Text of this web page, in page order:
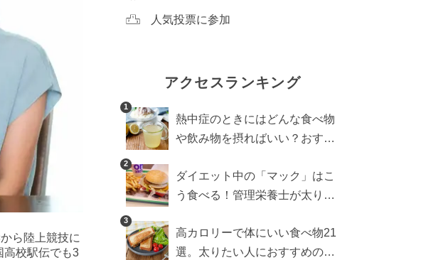
ら陸上競技に
高校駅伝でも3
人気投票に参加
アクセスランキング
1
熱中症のときにはどんな食べ物
や飲み物を摂ればいい？おすす
2
ダイエット中の「マック」はこ
う食べる！管理栄養士が太りに
3
高カロリーで体にいい食べ物21
選。太りたい人におすすめのレ